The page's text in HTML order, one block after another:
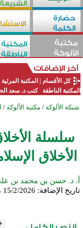
كل الأقسام المكتبة المرئية
المكتبة الناطقة
كتب د. سعد
شبكة الألوكة / مكتبة الألوكة /
سلسلة
الأخلاق
أ. د. حسن بن محمد بن
تاريخ الإضافة: 15/2/2026 ميلادي - 29/8/1447 هجري